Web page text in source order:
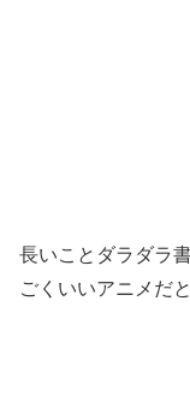
長いことダラダラ
ごくいいアニメだ